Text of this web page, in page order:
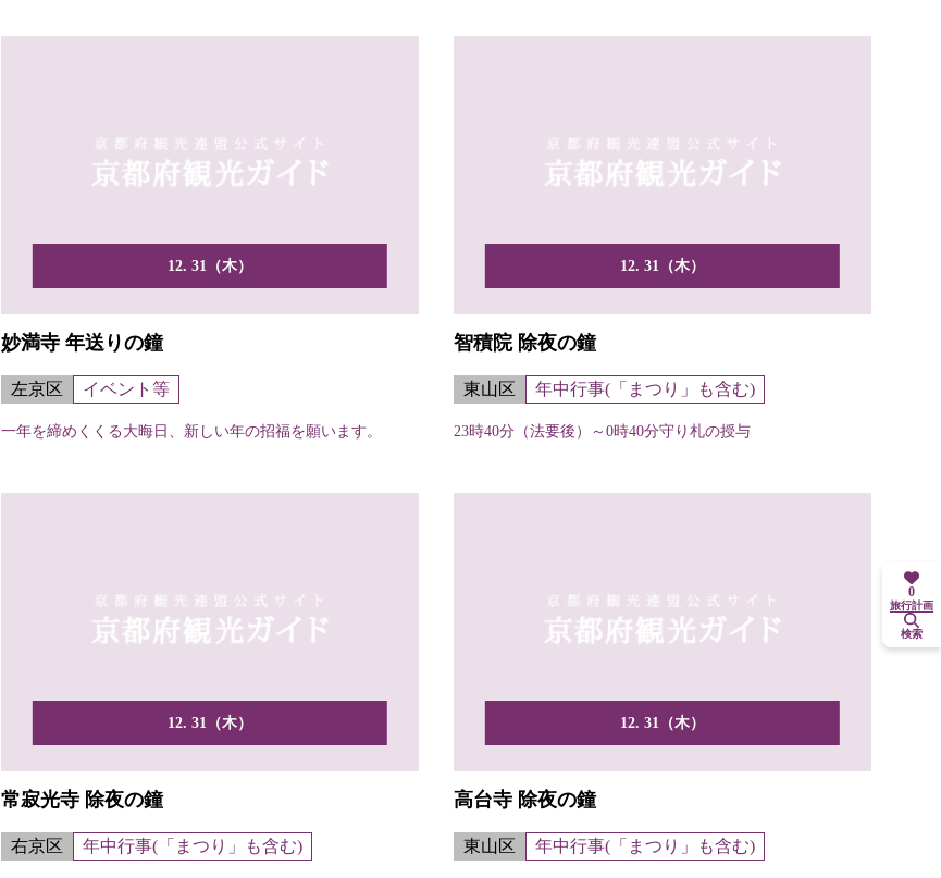
12. 31（木）
妙満寺 年送りの鐘
左京区 イベント等
一年を締めくくる大晦日、新しい年の招福を願います。
12. 31（木）
智積院 除夜の鐘
東山区 年中行事(「まつり」も含む)
23時40分（法要後）～0時40分守り札の授与
12. 31（木）
常寂光寺 除夜の鐘
右京区 年中行事(「まつり」も含む)
12. 31（木）
高台寺 除夜の鐘
東山区 年中行事(「まつり」も含む)
0
旅行計画
検索